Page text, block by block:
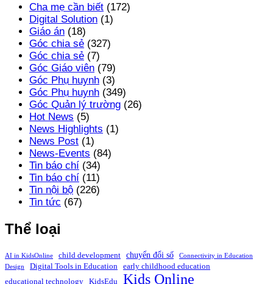
Cha mẹ cần biết (172)
Digital Solution (1)
Giáo án (18)
Góc chia sẻ (327)
Góc chia sẻ (7)
Góc Giáo viên (79)
Góc Phụ huynh (3)
Góc Phụ huynh (349)
Góc Quản lý trường (26)
Hot News (5)
News Highlights (1)
News Post (1)
News-Events (84)
Tin báo chí (34)
Tin báo chí (11)
Tin nội bộ (226)
Tin tức (67)
Thể loại
AI in KidsOnline child development chuyển đổi số
Connectivity in Education
Design
Digital Tools in Education
early childhood education
educational technology
KidsEdu Kids Online